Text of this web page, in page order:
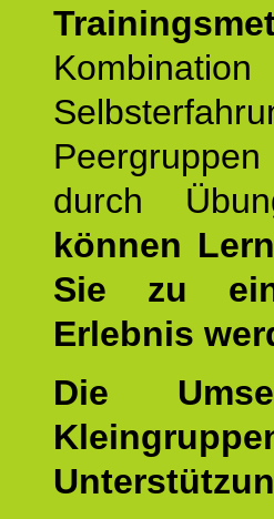
durch
können
Sie zu
Erlebnis
Die